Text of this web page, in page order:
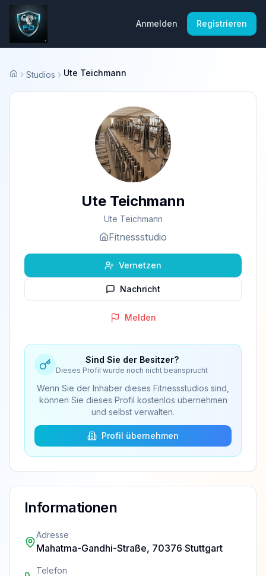
Anmelden Registrieren
Startseite
Studios Ute Teichmann
Ute Teichmann
Ute Teichmann
Fitnessstudio
Vernetzen
Nachricht
Melden
Sind Sie der Besitzer?
Dieses Profil wurde noch nicht beansprucht
Wenn Sie der Inhaber dieses Fitnessstudios sind,
können Sie dieses Profil kostenlos übernehmen
und selbst verwalten.
Profil übernehmen
Informationen
Adresse
Mahatma-Gandhi-Straße, 70376 Stuttgart
Telefon